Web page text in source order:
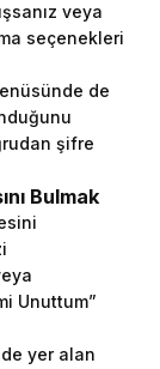
veya
seçenekleri
de
şifre
Bulmak
Unuttum”
yer alan